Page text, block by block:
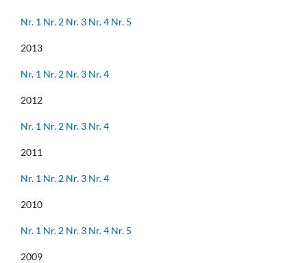
Nr. 1 Nr. 2 Nr. 3 Nr. 4 Nr. 5
2013
Nr. 1 Nr. 2 Nr. 3 Nr. 4
2012
Nr. 1 Nr. 2 Nr. 3 Nr. 4
2011
Nr. 1 Nr. 2 Nr. 3 Nr. 4
2010
Nr. 1 Nr. 2 Nr. 3 Nr. 4 Nr. 5
2009